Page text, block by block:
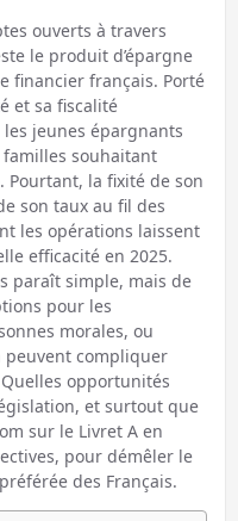
ouverts à travers
le produit d’épargne
financier français. Porté
et sa fiscalité
jeunes épargnants
souhaitant
Pourtant, la fixité de son
son taux au fil des
les opérations laissent
efficacité en 2025.
paraît simple, mais de
pour les
morales, ou
compliquer
opportunités
et surtout que
sur le Livret A en
pour démêler le
des Français.